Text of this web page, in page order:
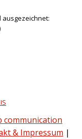
ausgezeichnet:
communication
& Impressum |